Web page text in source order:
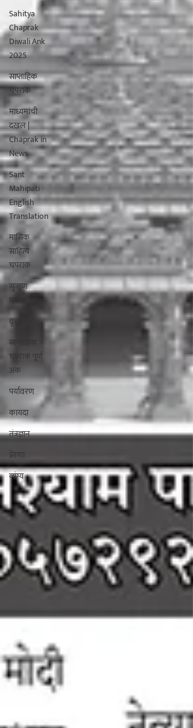
Sahitya
Chaprak
Diwali Ank
2025
साप्ताहिक
चपराक
माध्यमांची
दखल |
Chaprak in
News
Sant
Mahipati
English
Translation
मासिक
साहित्य
चपराक
सुजाण
पालकत्व
वृत्तांत
साप्ताहिक
चपराक पूर्ण
अंक
पर्यावरण
कायदा
तंत्रज्ञान
प्रेरणा
व्यंग्य